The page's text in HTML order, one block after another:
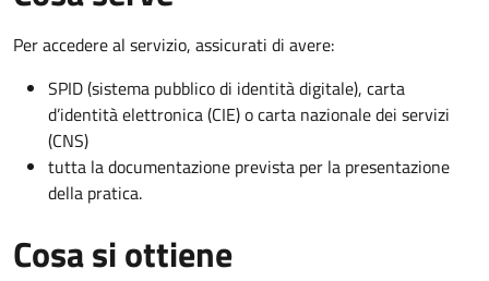
Per accedere al servizio, assicurati di avere:
SPID (sistema pubblico di identità digitale), carta
d’identità elettronica (CIE) o carta nazionale dei servizi
(CNS)
tutta la documentazione prevista per la presentazione
della pratica.
Cosa si ottiene